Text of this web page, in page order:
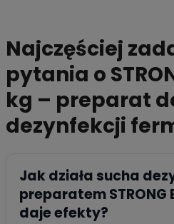
Najczęściej
pytania o
kg – preparat
dezynfekcji
Jak działa sucha
preparatem STRONG
daje efekty?